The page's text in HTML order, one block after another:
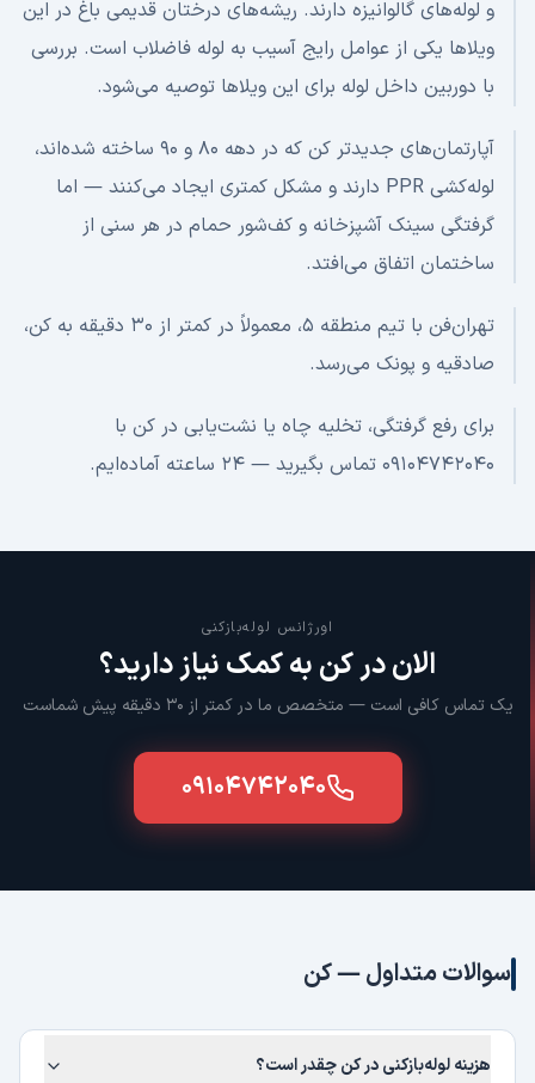
و لوله‌های گالوانیزه دارند. ریشه‌های درختان قدیمی باغ در این
ویلاها یکی از عوامل رایج آسیب به لوله فاضلاب است. بررسی
با دوربین داخل لوله برای این ویلاها توصیه می‌شود.
آپارتمان‌های جدیدتر کن که در دهه ۸۰ و ۹۰ ساخته شده‌اند،
لوله‌کشی PPR دارند و مشکل کمتری ایجاد می‌کنند — اما
گرفتگی سینک آشپزخانه و کف‌شور حمام در هر سنی از
ساختمان اتفاق می‌افتد.
تهران‌فن با تیم منطقه ۵، معمولاً در کمتر از ۳۰ دقیقه به کن،
صادقیه و پونک می‌رسد.
برای رفع گرفتگی، تخلیه چاه یا نشت‌یابی در کن با
۰۹۱۰۴۷۴۲۰۴۰ تماس بگیرید — ۲۴ ساعته آماده‌ایم.
اورژانس لوله‌بازکنی
الان درکنبه کمک نیاز دارید؟
یک تماس کافی است — متخصص ما در کمتر از ۳۰ دقیقه پیش شماست
۰۹۱۰۴۷۴۲۰۴۰
سوالات متداول —کن
هزینه لوله‌بازکنی در کن چقدر است؟